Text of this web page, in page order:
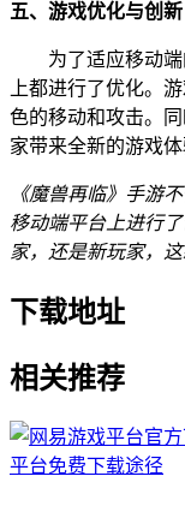
五、游戏优化与创新
为了适应移动
上都进行了优化。
色的移动和攻击。
家带来全新的游戏体
《魔兽再临》手游
移动端平台上进行
家，还是新玩家，
下载地址
相关推荐